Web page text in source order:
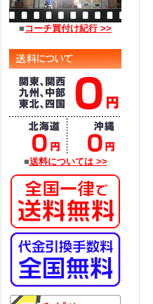
■ コーチ買付け紀行 >>
■送料については >>